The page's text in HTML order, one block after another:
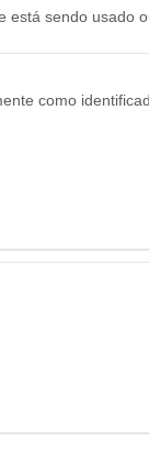
sendo usado
como